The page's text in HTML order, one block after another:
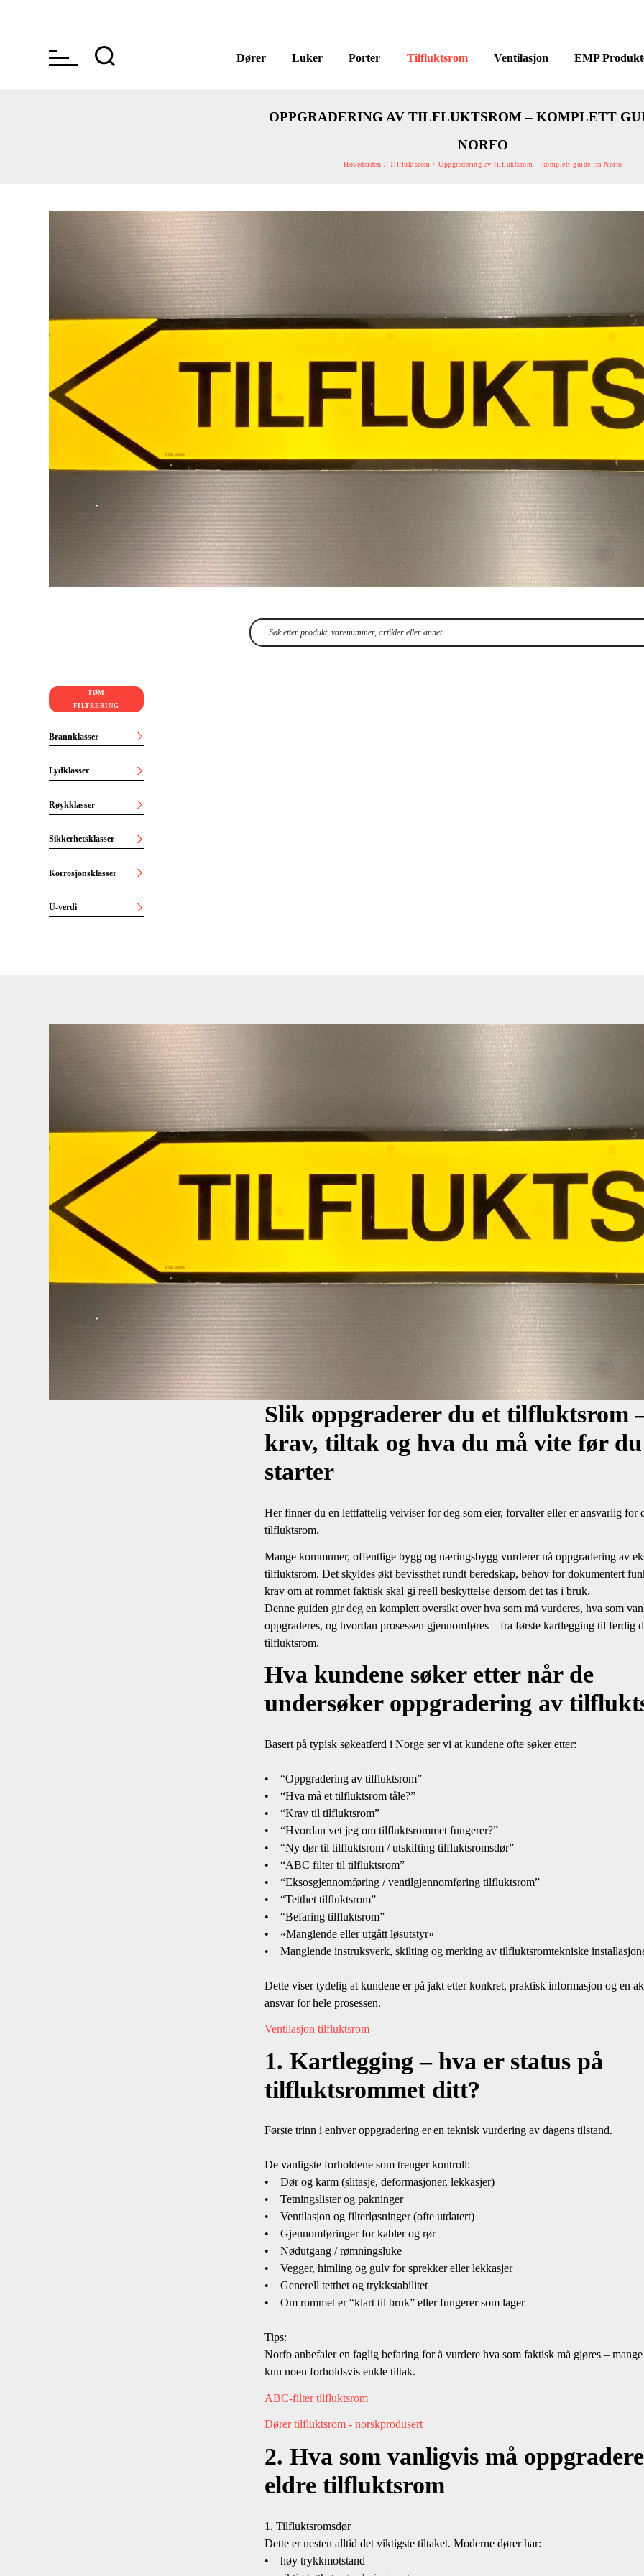
Dører Luker Porter Tilfluktsrom Ventilasjon EMP
OPPGRADERING AV TILFLUKTSROM – KOMPLETT
NORFO
Hovedsiden / Tilfluktsrom / Oppgradering av tilfluktsrom – komplett guide fra Norfo
TØM
FILTRERING
Brannklasser
Lydklasser
Røykklasser
Sikkerhetsklasser
Korrosjonsklasser
U-verdi
Slik oppgraderer du et tilfluktsrom
krav, tiltak og hva du må vite før du
starter
Her finner du en lettfattelig veiviser for deg som eier, forvalter eller er ansvarlig for
tilfluktsrom.
Mange kommuner, offentlige bygg og næringsbygg vurderer nå oppgradering av
tilfluktsrom. Det skyldes økt bevissthet rundt beredskap, behov for dokumentert
krav om at rommet faktisk skal gi reell beskyttelse dersom det tas i bruk.
Denne guiden gir deg en komplett oversikt over hva som må vurderes, hva som
oppgraderes, og hvordan prosessen gjennomføres – fra første kartlegging til ferdig
tilfluktsrom.
Hva kundene søker etter når de
undersøker oppgradering av
Basert på typisk søkeatferd i Norge ser vi at kundene ofte søker etter:
• “Oppgradering av tilfluktsrom”
• “Hva må et tilfluktsrom tåle?”
• “Krav til tilfluktsrom”
• “Hvordan vet jeg om tilfluktsrommet fungerer?”
• “Ny dør til tilfluktsrom / utskifting tilfluktsromsdør”
• “ABC filter til tilfluktsrom”
• “Eksosgjennomføring / ventilgjennomføring tilfluktsrom”
• “Tetthet tilfluktsrom”
• “Befaring tilfluktsrom”
• «Manglende eller utgått løsutstyr»
• Manglende instruksverk, skilting og merking av tilfluktsromtekniske
Dette viser tydelig at kundene er på jakt etter konkret, praktisk informasjon og en
ansvar for hele prosessen.
Ventilasjon tilfluktsrom
1. Kartlegging – hva er status på
tilfluktsrommet ditt?
Første trinn i enhver oppgradering er en teknisk vurdering av dagens tilstand.
De vanligste forholdene som trenger kontroll:
• Dør og karm (slitasje, deformasjoner, lekkasjer)
• Tetningslister og pakninger
• Ventilasjon og filterløsninger (ofte utdatert)
• Gjennomføringer for kabler og rør
• Nødutgang / rømningsluke
• Vegger, himling og gulv for sprekker eller lekkasjer
• Generell tetthet og trykkstabilitet
• Om rommet er “klart til bruk” eller fungerer som lager
Tips:
Norfo anbefaler en faglig befaring for å vurdere hva som faktisk må gjøres –
kun noen forholdsvis enkle tiltak.
ABC-filter tilfluktsrom
Dører tilfluktsrom - norskprodusert
2. Hva som vanligvis må
eldre tilfluktsrom
1. Tilfluktsromsdør
Dette er nesten alltid det viktigste tiltaket. Moderne dører har:
• høy trykkmotstand